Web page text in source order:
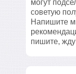
могут
советую
Напишите
пишите,